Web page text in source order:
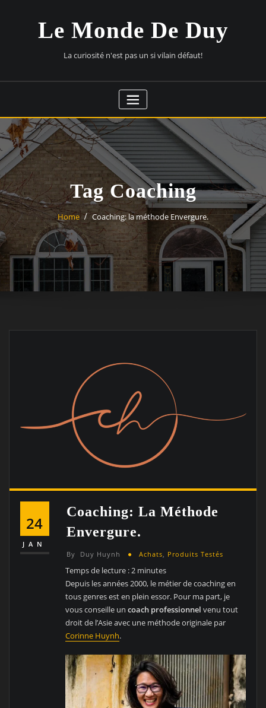
Le Monde De Duy
La curiosité n'est pas un si vilain défaut!
Tag Coaching
Home Coaching: la méthode Envergure.
24
JAN
Coaching: La Méthode
Envergure.
By Duy Huynh Achats Produits Testés
Temps de lecture :2 minutes
Depuis les années 2000, le métier de coaching en
tous genres est en plein essor. Pour ma part, je
vous conseille uncoach professionnel venu tout
droit de l’Asie avec une méthode originale par
Corinne Huynh.